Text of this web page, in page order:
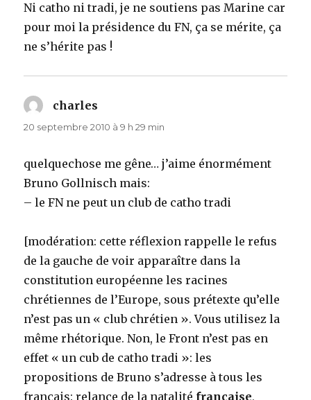
Ni catho ni tradi, je ne soutiens pas Marine car
pour moi la présidence du FN, ça se mérite, ça
ne s’hérite pas !
charles
20 septembre 2010 à 9 h 29 min
quelquechose me gêne… j’aime énormément
Bruno Gollnisch mais:
– le FN ne peut un club de catho tradi
[modération: cette réflexion rappelle le refus
de la gauche de voir apparaître dans la
constitution européenne les racines
chrétiennes de l’Europe, sous prétexte qu’elle
n’est pas un « club chrétien ». Vous utilisez la
même rhétorique. Non, le Front n’est pas en
effet « un cub de catho tradi »: les
propositions de Bruno s’adresse à tous les
français: relance de la natalité française,